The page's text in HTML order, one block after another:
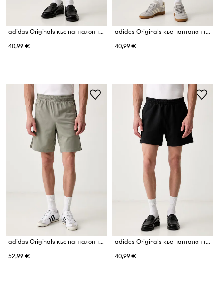
adidas Originals къс панталон тип анцуг мъжки с памук Essentials
40,99 €
adidas Originals къс панталон тип анцуг мъжки от памук Essentials
40,99 €
adidas Originals къс панталон тип анцуг мъжки Firebird
52,99 €
adidas Originals къс панталон тип анцуг мъжки от памук Essentials
40,99 €